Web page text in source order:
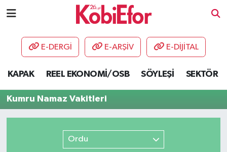
E-DERGİ E-ARŞİV E-DİJİTAL
KAPAK REEL EKONOMİ/OSB SÖYLEŞİ SEKTÖR
Kumru Namaz Vakitleri
Ordu
AKADEMİ
DESTEK-TEŞVİK